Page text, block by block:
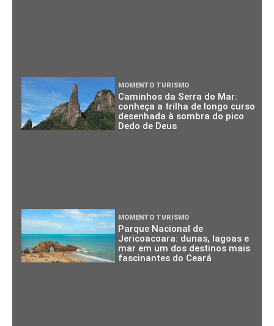
MOMENTO TURISMO
Caminhos da Serra do Mar:
conheça a trilha de longo curso
desenhada à sombra do pico
Dedo de Deus
MOMENTO TURISMO
Parque Nacional de
Jericoacoara: dunas, lagoas e
mar em um dos destinos mais
fascinantes do Ceará